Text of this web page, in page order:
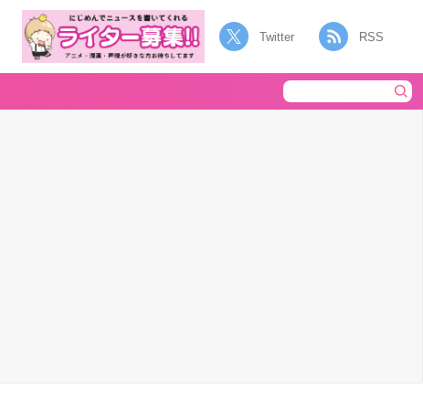
Twitter RSS